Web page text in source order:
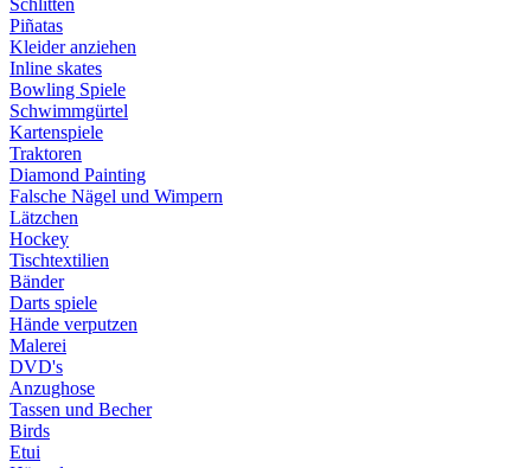
Schlitten
Piñatas
Kleider anziehen
Inline skates
Bowling Spiele
Schwimmgürtel
Kartenspiele
Traktoren
Diamond Painting
Falsche Nägel und Wimpern
Lätzchen
Hockey
Tischtextilien
Bänder
Darts spiele
Hände verputzen
Malerei
DVD's
Anzughose
Tassen und Becher
Birds
Etui